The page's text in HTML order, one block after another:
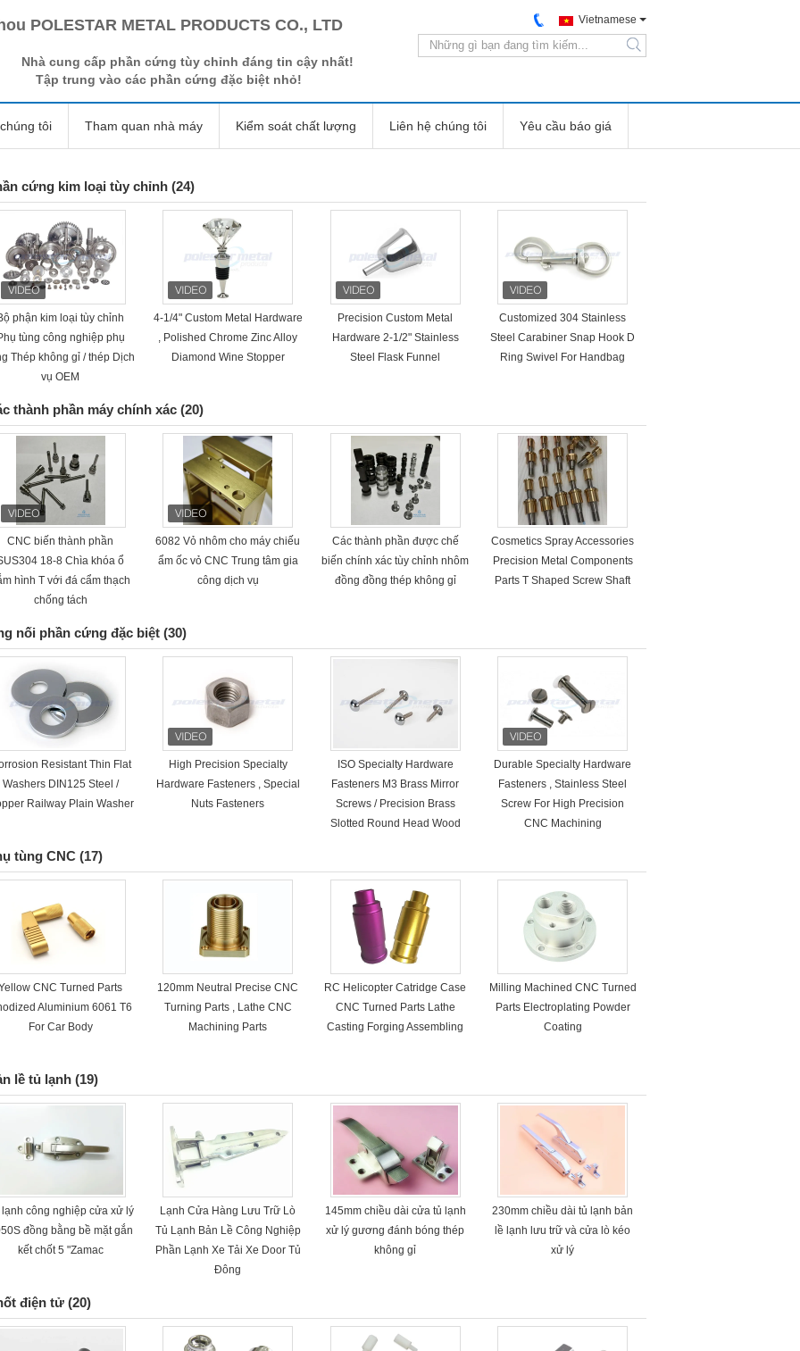
POLESTAR METAL PRODUCTS CO., LTD
Nhà cung cấp phần cứng tùy chỉnh đáng tin cậy nhất!
Tập trung vào các phần cứng đặc biệt nhỏ!
Vietnamese
search
tôi Tham quan nhà máy Kiểm soát chất lượng Liên hệ chúng tôi Yêu cầu báo giá
cứng kim loại tùy chỉnh (24)
phận kim loại tùy chỉnh
tùng công nghiệp phụ
Thép không gỉ / thép Dịch
vụ OEM
4-1/4" Custom Metal Hardware
, Polished Chrome Zinc Alloy
Diamond Wine Stopper
Precision Custom Metal
Hardware 2-1/2" Stainless
Steel Flask Funnel
Customized 304 Stainless
Steel Carabiner Snap Hook D
Ring Swivel For Handbag
thành phần máy chính xác (20)
CNC biến thành phần
18-8 Chìa khóa ổ
hình T với đá cẩm thạch
chống tách
6082 Vỏ nhôm cho máy chiếu
ẩm ốc vỏ CNC Trung tâm gia
công dịch vụ
Các thành phần được chế
biến chính xác tùy chỉnh nhôm
đồng đồng thép không gỉ
Cosmetics Spray Accessories
Precision Metal Components
Parts T Shaped Screw Shaft
nối phần cứng đặc biệt (30)
Resistant Thin Flat
Washers DIN125 Steel /
Railway Plain Washer
High Precision Specialty
Hardware Fasteners , Special
Nuts Fasteners
ISO Specialty Hardware
Fasteners M3 Brass Mirror
Screws / Precision Brass
Slotted Round Head Wood
Durable Specialty Hardware
Fasteners , Stainless Steel
Screw For High Precision
CNC Machining
tùng CNC (17)
CNC Turned Parts
Aluminium 6061 T6
For Car Body
120mm Neutral Precise CNC
Turning Parts , Lathe CNC
Machining Parts
RC Helicopter Catridge Case
CNC Turned Parts Lathe
Casting Forging Assembling
Milling Machined CNC Turned
Parts Electroplating Powder
Coating
lề tủ lạnh (19)
lạnh công nghiệp cửa xử lý
đồng bằng bề mặt gắn
kết chốt 5 "Zamac
Lạnh Cửa Hàng Lưu Trữ Lò
Tủ Lạnh Bản Lề Công Nghiệp
Phần Lạnh Xe Tải Xe Door Tủ
Đông
145mm chiều dài cửa tủ lạnh
xử lý gương đánh bóng thép
không gỉ
230mm chiều dài tủ lạnh bản
lề lạnh lưu trữ và cửa lò kéo
xử lý
điện tử (20)